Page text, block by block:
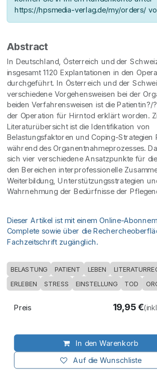
https://hpsmedia-verlag.de/my/orders/
Abstract
In Deutschland, Österreich und der
insgesamt 1120 Explantationen in den
durchgeführt. In Österreich und der
verschiedene Vorgehensweisen bei der
beiden Verfahrensweisen ist die Patientin?/
der Operation für Hirntod erklärt worden.
Literaturübersicht ist die Identifikation von
Belastungsfaktoren und Coping-Strategien
während des Organentnahmeprozesses.
sich vier verschiedene Ansatzpunkte für
den Bereichen interprofessionelle
Weiterbildung, Unterstützungsstrategien
Wahrnehmung der Bedürfnisse der
Dieser Artikel ist mit einem Online-
Complete sowie über die
Fachzeitschrift zugänglich.
BELASTUNG PATIENT LEBEN
ERLEBEN STRESS EINSTELLUNG TOD
In den Warenkorb
Auf die Wunschliste
Preis 19,95€